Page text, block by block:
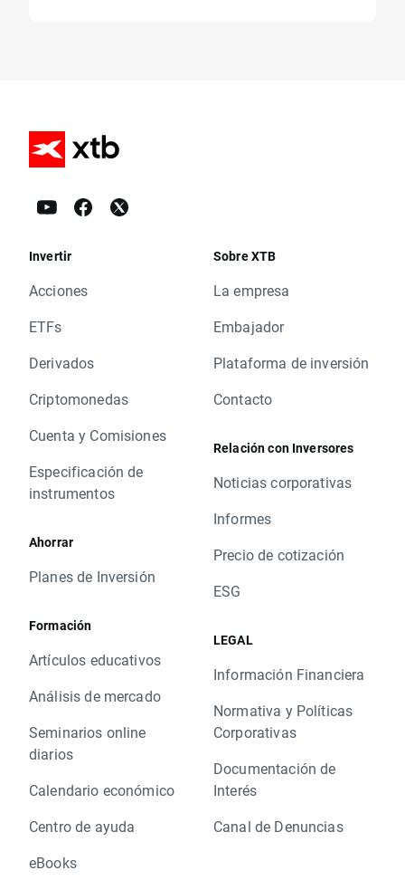
Invertir
Acciones
ETFs
Derivados
Criptomonedas
Cuenta y Comisiones
Especificación de
instrumentos
Ahorrar
Planes de Inversión
Formación
Artículos educativos
Análisis de mercado
Seminarios online
diarios
Calendario económico
Centro de ayuda
eBooks
Sobre XTB
La empresa
Embajador
Plataforma de inversión
Contacto
Relación con Inversores
Noticias corporativas
Informes
Precio de cotización
ESG
LEGAL
Información Financiera
Normativa y Políticas
Corporativas
Documentación de
Interés
Canal de Denuncias